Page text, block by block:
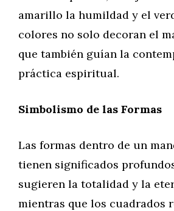
amarillo la humildad y el
colores no solo decoran el
que también guían la
práctica espiritual.
Simbolismo de las Formas
Las formas dentro de un
tienen significados
sugieren la totalidad y la
mientras que los cuadrados